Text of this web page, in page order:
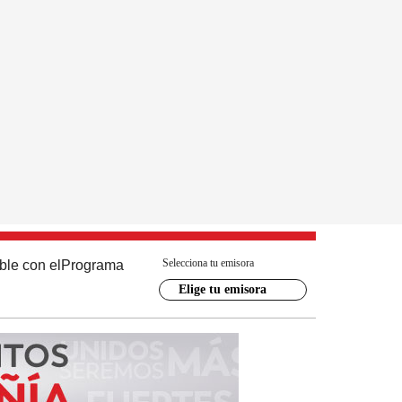
con el Programa Selecciona tu emisora
Elige tu emisora